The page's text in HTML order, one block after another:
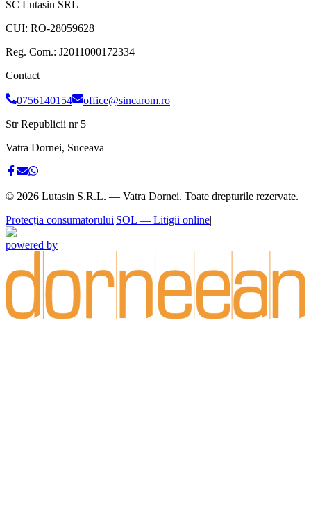
SC Lutasin SRL
CUI: RO-28059628
Reg. Com.: J2011000172334
Contact
0756140154
office@sincarom.ro
Str Republicii nr 5
Vatra Dornei, Suceava
© 2026 Lutasin S.R.L. — Vatra Dornei. Toate drepturile rezervate.
Protecția consumatorului|SOL — Litigii online|
powered by